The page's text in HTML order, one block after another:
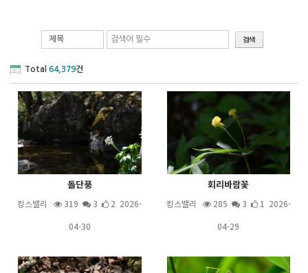
제목
Total 64,379건
돌단풍
킹스밸리 319 3
2 2026-
04-30
회리바람꽃
킹스밸리 285 3
1 2026-
04-29